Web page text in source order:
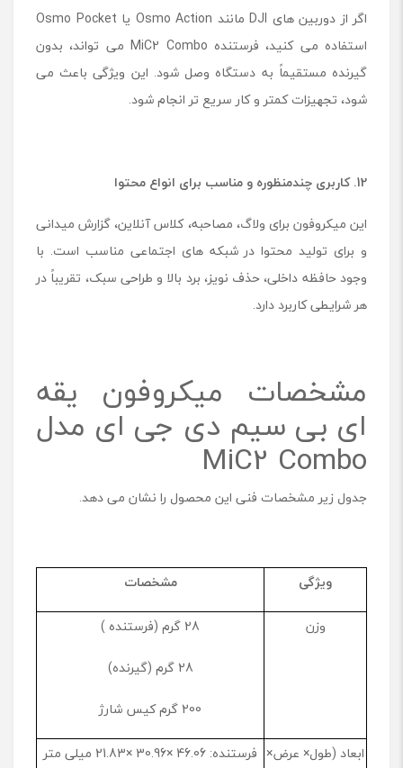
اگر از دوربین های DJI مانند Osmo Action یا Osmo Pocket
استفاده می کنید، فرستنده MiC2 Combo می تواند، بدون
گیرنده مستقیماً به دستگاه وصل شود. این ویژگی باعث می
شود، تجهیزات کمتر و کار سریع تر انجام شود.
12. کاربری چندمنظوره و مناسب برای انواع محتوا
این میکروفون برای ولاگ، مصاحبه، کلاس آنلاین، گزارش میدانی
و برای تولید محتوا در شبکه های اجتماعی مناسب است. با
وجود حافظه داخلی، حذف نویز، برد بالا و طراحی سبک، تقریباً در
هر شرایطی کاربرد دارد.
مشخصات میکروفون یقه
ای بی سیم دی جی ای مدل
MiC2 Combo
جدول زیر مشخصات فنی این محصول را نشان می دهد.
ویژگی
مشخصات
وزن
28 گرم (فرستنده )
28 گرم (گیرنده)
200 گرم کیس شارژ
ابعاد (طول× عرض× فرستنده: 46.06 ×30.96 ×21.83 میلی متر